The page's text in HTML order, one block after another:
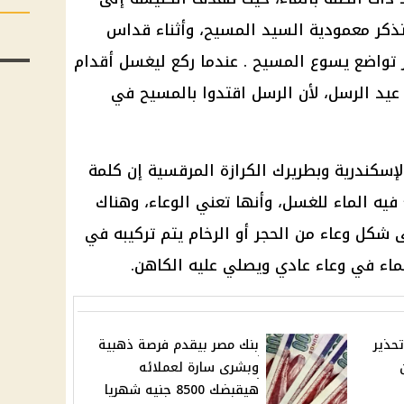
معمودية السيد المسيح، وأثناء قداس
تواضع يسوع المسيح . عندما ركع ليغسل أقدام
الرسل، لأن الرسل اقتدوا بالمسيح في
وبطريرك الكرازة المرقسية إن كلمة
الماء للغسل، وأنها تعني الوعاء، وهناك
وعاء من الحجر أو الرخام يتم تركيبه في
في وعاء عادي ويصلي عليه الكاهن.
بنك مصر بيقدم فرصة ذهبية
وبشرى سارة لعملائه
هيقبضك 8500 جنيه شهريا